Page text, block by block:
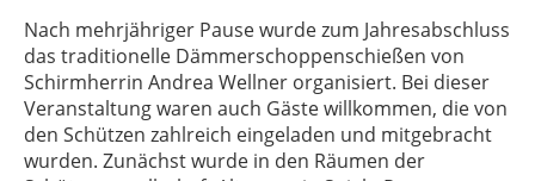
Nach mehrjähriger Pause wurde zum Jahresabschluss
das traditionelle Dämmerschoppenschießen von
Schirmherrin Andrea Wellner organisiert. Bei dieser
Veranstaltung waren auch Gäste willkommen, die von
den Schützen zahlreich eingeladen und mitgebracht
wurden. Zunächst wurde in den Räumen der